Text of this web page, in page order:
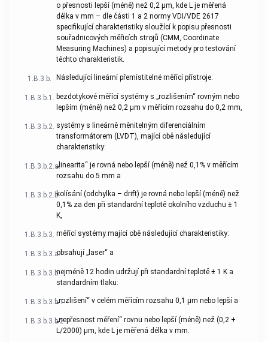
o přesnosti lepší (méně) než 0,2 μm, kde L je měřená
délka v mm – dle části 1 a 2 normy VDI/VDE 2617
specifikující charakteristiky sloužící k popisu přesnosti
souřadnicových měřicích strojů (CMM, Coordinate
Measuring Machines) a popisující metody pro testování
těchto charakteristik.
1.B.3.b. Následující lineární přemístitelné měřící přístroje:
1.B.3.b.1. bezdotykové měřící systémy s „rozlišením“ rovným nebo
lepším (méně) než 0,2 μm v měřícím rozsahu do 0,2 mm,
1.B.3.b.2. systémy s lineárně měnitelným diferenciálním
transformátorem (LVDT), mající obě následující
charakteristiky:
1.B.3.b.2.a.„linearita“ je rovná nebo lepší (méně) než 0,1% v měřícím
rozsahu do 5 mm a
1.B.3.b.2.b.kolísání (odchylka – drift) je rovná nebo lepší (méně) než
0,1% za den při standardní teplotě okolního vzduchu ± 1
K,
1.B.3.b.3. měřící systémy mající obě následující charakteristiky:
1.B.3.b.3.a.obsahují „laser“ a
1.B.3.b.3.b.nejméně 12 hodin udržují při standardní teplotě ± 1 K a
standardním tlaku:
1.B.3.b.3.b.1.„rozlišení“ v celém měřícím rozsahu 0,1 μm nebo lepší a
1.B.3.b.3.b.2.„nepřesnost měření“ rovnu nebo lepší (méně) než (0,2 +
L/2000) μm, kde L je měřená délka v mm.